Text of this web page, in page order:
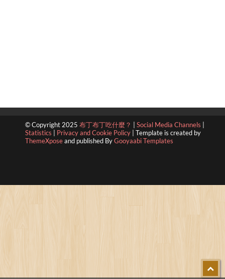
© Copyright 2025 布丁布丁吃什麼？ Social Media Channels
Statistics
Privacy and Cookie Policy
Template is created by
ThemeXposeand published ByGooyaabi Templates